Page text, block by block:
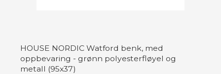
HOUSE NORDIC Watford benk, med
oppbevaring - grønn polyesterfløyel og
metall (95x37)